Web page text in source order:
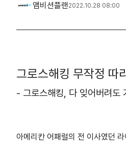
앰비션플랜2022.10.28 08:00
그로스해킹 무작정 따
- 그로스해킹, 다 잊어버려도
아메리칸 어패럴의 전 이사였던